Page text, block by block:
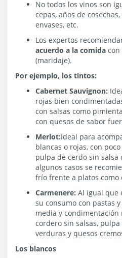
No todos los vinos son
cepas, años de
envases, etc.
Los expertos
acuerdo a la comida con
(maridaje).
Por ejemplo, los tintos:
Cabernet Sauvignon:
rojas bien
con salsas como
con quesos de sabor
Merlot:Ideal para
blancas o rojas, con
pulpa de cerdo sin salsa
algunos casos se
frío frente a platos como
Carmenere: Al igual que
su consumo con pastas
media y condimentación
cordero sin salsas,
verduras y quesos
Los blancos